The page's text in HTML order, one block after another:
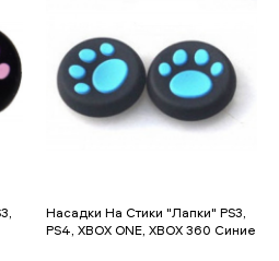
Насадки На Стики "Лапки" PS3,
PS4, XBOX ONE, XBOX 360 Синие